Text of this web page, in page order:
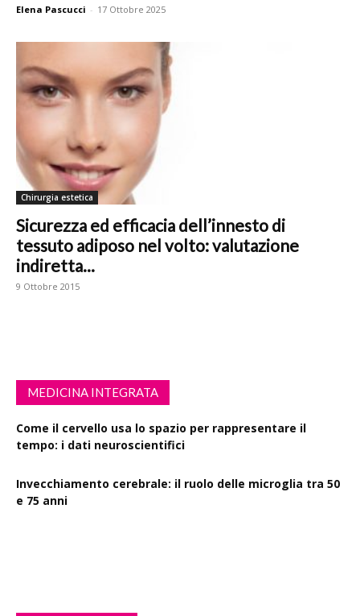
Elena Pascucci - 17 Ottobre 2025
Chirurgia estetica
Sicurezza ed efficacia dell’innesto di
tessuto adiposo nel volto: valutazione
indiretta...
9 Ottobre 2015
MEDICINA INTEGRATA
Come il cervello usa lo spazio per rappresentare il
tempo: i dati neuroscientifici
Invecchiamento cerebrale: il ruolo delle microglia tra 50
e 75 anni